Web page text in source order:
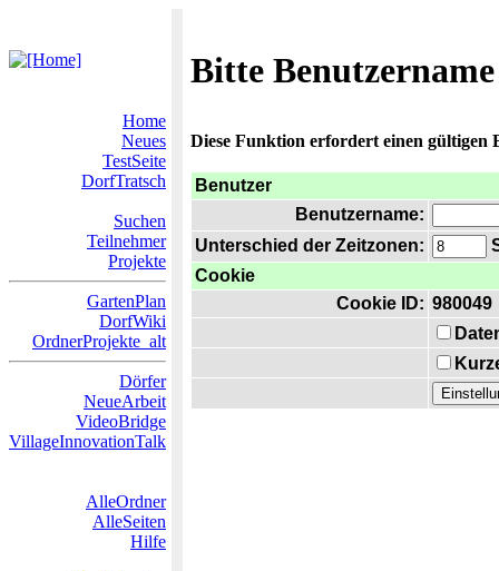
Bitte
Home
Neues
TestSeite
DorfTratsch
Suchen
Teilnehmer
Projekte
GartenPlan
DorfWiki
OrdnerProjekte_alt
Dörfer
NeueArbeit
VideoBridge
VillageInnovationTalk
AlleOrdner
AlleSeiten
Hilfe
Diese Funktion erfordert einen gültigen
Benutzer
Benutzername:
Unterschied der Zeitzonen:
Cookie
Cookie ID: 980049